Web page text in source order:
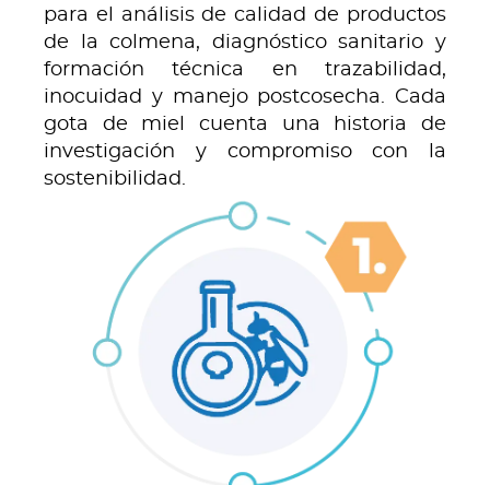
para el análisis de calidad de productos
de la colmena, diagnóstico sanitario y
formación técnica en trazabilidad,
inocuidad y manejo postcosecha. Cada
gota de miel cuenta una historia de
investigación y compromiso con la
sostenibilidad.